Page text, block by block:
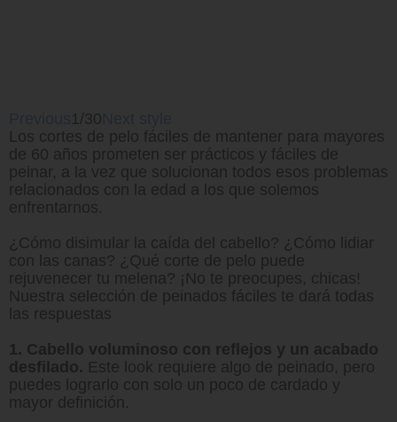
1/30
Los cortes de pelo fáciles de mantener para mayores
de 60 años prometen ser prácticos y fáciles de
peinar, a la vez que solucionan todos esos problemas
relacionados con la edad a los que solemos
enfrentarnos.
¿Cómo disimular la caída del cabello? ¿Cómo lidiar
con las canas? ¿Qué corte de pelo puede
rejuvenecer tu melena? ¡No te preocupes, chicas!
Nuestra selección de peinados fáciles te dará todas
las respuestas
1. Cabello voluminoso con reflejos y un acabado
desfilado. Este look requiere algo de peinado, pero
puedes lograrlo con solo un poco de cardado y
mayor definición.